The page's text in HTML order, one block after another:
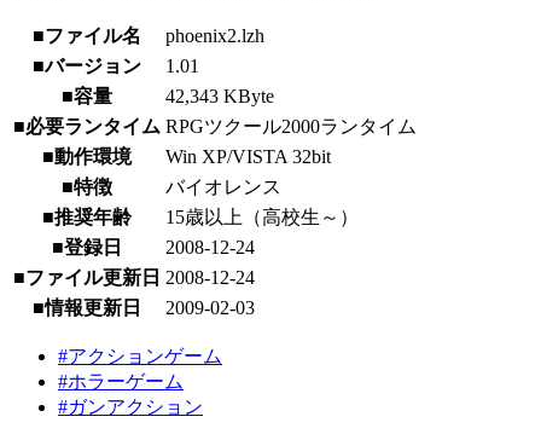
■ファイル名
phoenix2.lzh
■バージョン
1.01
■容量
42,343 KByte
■必要ランタイム RPGツクール2000ランタイム
■動作環境
Win XP/VISTA 32bit
■特徴
バイオレンス
■推奨年齢
15歳以上（高校生～）
■登録日
2008-12-24
■ファイル更新日 2008-12-24
■情報更新日
2009-02-03
#アクションゲーム
#ホラーゲーム
#ガンアクション